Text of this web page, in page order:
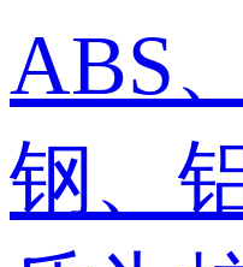
ABS
钢、